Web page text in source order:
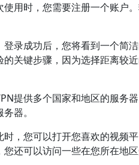
用时，您需要注册一个账户
录成功后，您将看到一个简
关键步骤，因为选择距离较
提供多个国家和地区的服务
器。
，您可以打开您喜欢的视频
还可以访问一些在您所在地区